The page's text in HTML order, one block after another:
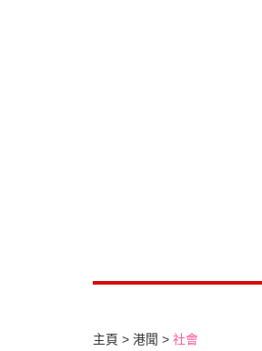
主頁 港聞 社會